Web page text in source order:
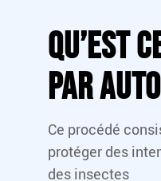
Qu’est
par
Ce procédé
protéger des
des insectes